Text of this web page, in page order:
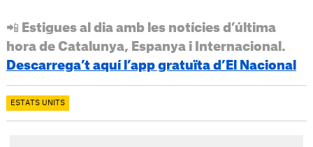
📲 Estigues al dia amb les notícies d’última
hora de Catalunya, Espanya i Internacional.
Descarrega’t aquí l’app gratuïta d’El Nacional
ESTATS UNITS